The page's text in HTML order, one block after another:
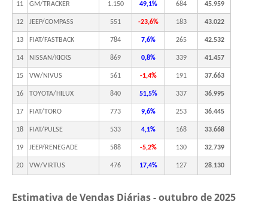
11 GM/TRACKER 1.150 49,1% 684 45.959
12 JEEP/COMPASS 551 -23,6% 183 43.022
13 FIAT/FASTBACK 784 7,6% 265 42.532
14 NISSAN/KICKS 869 0,8% 339 41.457
15 VW/NIVUS 561 -1,4% 191 37.663
16 TOYOTA/HILUX 840 51,5% 337 36.995
17 FIAT/TORO 773 9,6% 253 36.445
18 FIAT/PULSE 533 4,1% 168 33.668
19 JEEP/RENEGADE 588 -5,2% 130 32.739
20 VW/VIRTUS 476 17,4% 127 28.130
Estimativa de Vendas Diárias - outubro de 2025